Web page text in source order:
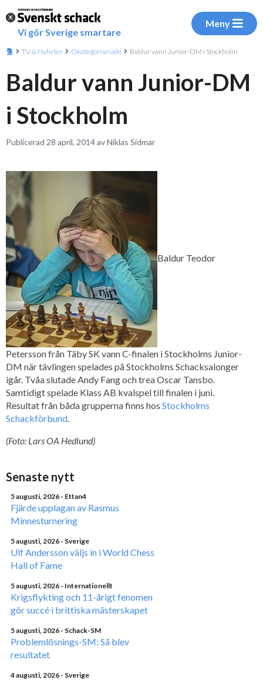
Vi gör Sverige smartare
Meny
TV & Nyheter Okategoriserade Baldur vann Junior-DM i Stockholm
Baldur vann Junior-DM
i Stockholm
Publicerad 28 april, 2014 av Niklas Sidmar
Baldur Teodor
Petersson från Täby SK vann C-finalen i Stockholms Junior-
DM när tävlingen spelades på Stockholms Schacksalonger
igår. Tvåa slutade Andy Fang och trea Oscar Tansbo.
Samtidigt spelade Klass AB kvalspel till finalen i juni.
Resultat från båda grupperna finns hos Stockholms
Schackförbund.
(Foto: Lars OA Hedlund)
Senaste nytt
5 augusti, 2026 - Ettan4
Fjärde upplagan av Rasmus
Minnesturnering
5 augusti, 2026 - Sverige
Ulf Andersson väljs in i World Chess
Hall of Fame
5 augusti, 2026 - Internationellt
Krigsflykting och 11-årigt fenomen
gör succé i brittiska mästerskapet
5 augusti, 2026 - Schack-SM
Problemlösnings-SM: Så blev
resultatet
4 augusti, 2026 - Sverige